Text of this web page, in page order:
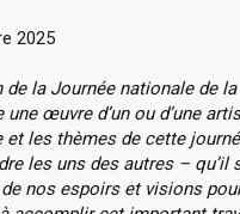
2025
la Journée nationale de
une œuvre d’un ou d’une
et les thèmes de cette
les uns des autres –
nos espoirs et visions